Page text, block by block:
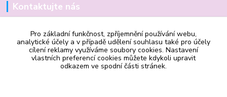
Kontaktujte nás
Mgr. Vilma Kodytková
+420 602 506 510
Pro základní funkčnost, zpříjemnění používání webu,
analytické účely a v případě udělení souhlasu také pro účely
cílení reklamy využíváme soubory cookies. Nastavení
vlastních preferencí cookies můžete kdykoli upravit
odkazem ve spodní části stránek.